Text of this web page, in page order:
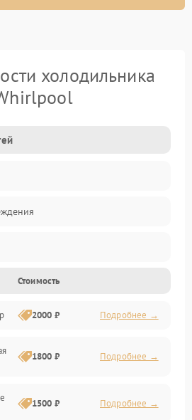
холодильника
Стоимость
2000 ₽ Подробнее →
1800 ₽ Подробнее →
1500 ₽ Подробнее →